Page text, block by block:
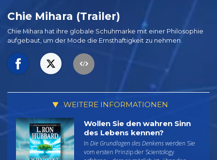
Chie Mihara (Trailer)
Chie Mihara hat ihre globale Schuhmarke mit einer Philosophie
aufgebaut, um der Mode die Ernsthaftigkeit zu nehmen.
WEITERE INFORMATIONEN
Wollen Sie den wahren Sinn
des Lebens kennen?
In Die Grundlagen des Denkenswerden Sie
vom ersten Prinzip der Scientology